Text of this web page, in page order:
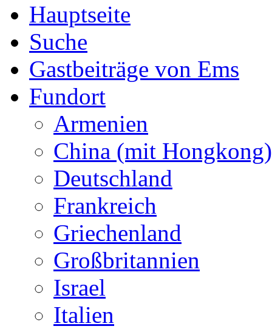
Hauptseite
Suche
Gastbeiträge von Ems
Fundort
Armenien
China (mit Hongkong)
Deutschland
Frankreich
Griechenland
Großbritannien
Israel
Italien